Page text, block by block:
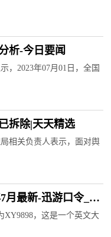
析-今日要闻
，2023年07月01日，全国
拆除|天天精选
相关负责人表示，面对舆
月最新-迅游口令_每
XY9898，这是一个英文大